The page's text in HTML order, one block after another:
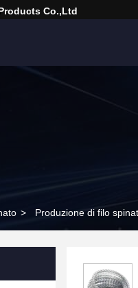
Co.,Ltd
> Produzione di filo